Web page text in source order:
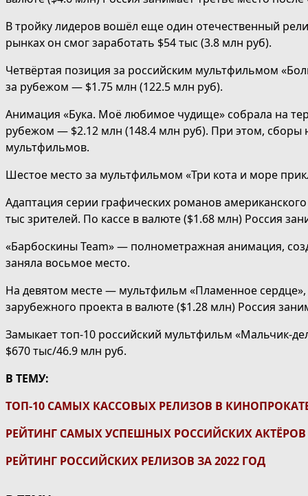
В тройку лидеров вошёл еще один отечественный
рынках он смог заработать $54 тыс (3.8 млн руб).
Четвёртая позиция за российским мультфильмом
за рубежом — $1.75 млн (122.5 млн руб).
Анимация «Бука. Моё любимое чудище» собрала на
рубежом — $2.12 млн (148.4 млн руб). При этом, сборы
мультфильмов.
Шестое место за мультфильмом «Три кота и море
Адаптация серии графических романов
тыс зрителей. По кассе в валюте ($1.68 млн) Россия
«Барбоскины Team» — полнометражная анимация,
заняла восьмое место.
На девятом месте — мультфильм «Пламенное
зарубежного проекта в валюте ($1.28 млн) Россия
Замыкает топ-10 российский мультфильм «Мальчик-
$670 тыс/46.9 млн руб.
В ТЕМУ:
ТОП-10 САМЫХ КАССОВЫХ РЕЛИЗОВ В
РЕЙТИНГ САМЫХ УСПЕШНЫХ РОССИЙСКИХ АКТЁРОВ
РЕЙТИНГ РОССИЙСКИХ РЕЛИЗОВ ЗА 2022 ГОД